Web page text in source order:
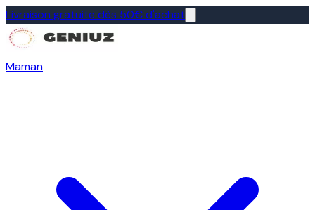
Livraison gratuite dès 50€ d'achat
Maman